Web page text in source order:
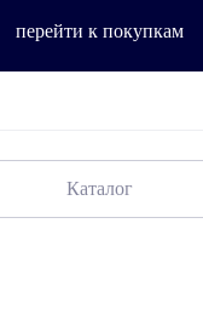
перейти к покупкам
Каталог